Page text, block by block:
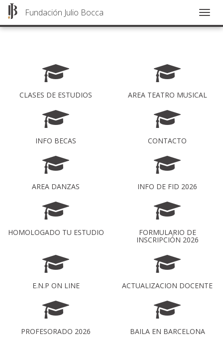
Pasar
Fundación Julio Bocca
CLASES DE ESTUDIOS AREA TEATRO MUSICAL
INFO BECAS CONTACTO
AREA DANZAS INFO DE FID 2026
HOMOLOGADO TU ESTUDIO FORMULARIO DE
INSCRIPCIÓN 2026
E.N.P ON LINE ACTUALIZACION DOCENTE
PROFESORADO 2026 BAILA EN BARCELONA